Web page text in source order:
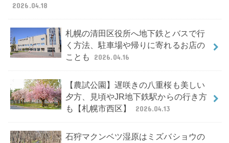
2026.04.18
札幌の清田区役所へ地下鉄とバスで行
く方法、駐車場や帰りに寄れるお店の
ことも
2026.04.16
【農試公園】遅咲きの八重桜も美しい
夕方、見頃やJR地下鉄駅からの行き方
も【札幌市西区】
2026.04.13
石狩マクンベツ湿原はミズバショウの